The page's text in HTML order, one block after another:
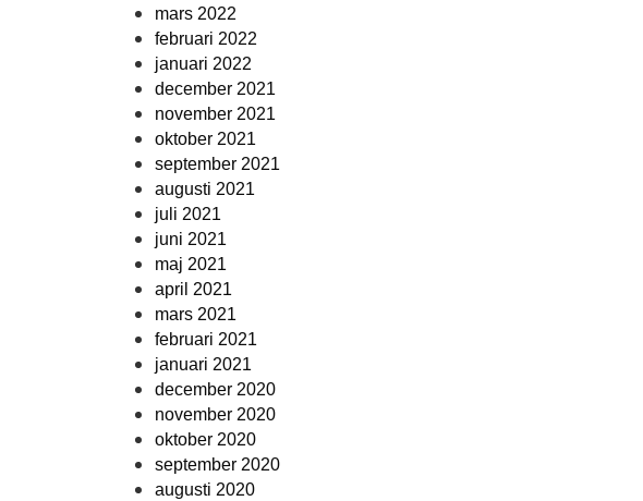
mars 2022
februari 2022
januari 2022
december 2021
november 2021
oktober 2021
september 2021
augusti 2021
juli 2021
juni 2021
maj 2021
april 2021
mars 2021
februari 2021
januari 2021
december 2020
november 2020
oktober 2020
september 2020
augusti 2020